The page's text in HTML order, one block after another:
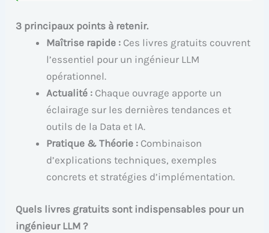
3 principaux points à retenir.
Maîtrise rapide : Ces livres gratuits couvrent
l’essentiel pour un ingénieur LLM
opérationnel.
Actualité : Chaque ouvrage apporte un
éclairage sur les dernières tendances et
outils de la Data et IA.
Pratique & Théorie : Combinaison
d’explications techniques, exemples
concrets et stratégies d’implémentation.
Quels livres gratuits sont indispensables pour un
ingénieur LLM ?